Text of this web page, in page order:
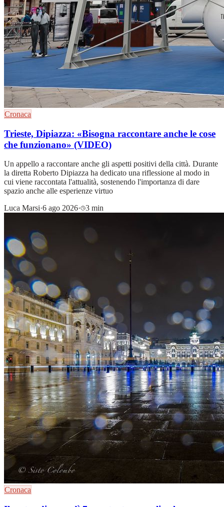
Cronaca
Trieste, Dipiazza: «Bisogna raccontare anche le cose
che funzionano» (VIDEO)
Un appello a raccontare anche gli aspetti positivi della città. Durante
la diretta Roberto Dipiazza ha dedicato una riflessione al modo in
cui viene raccontata l'attualità, sostenendo l'importanza di dare
spazio anche alle esperienze virtuo
Luca Marsi·6 ago 2026· 3 min
Cronaca